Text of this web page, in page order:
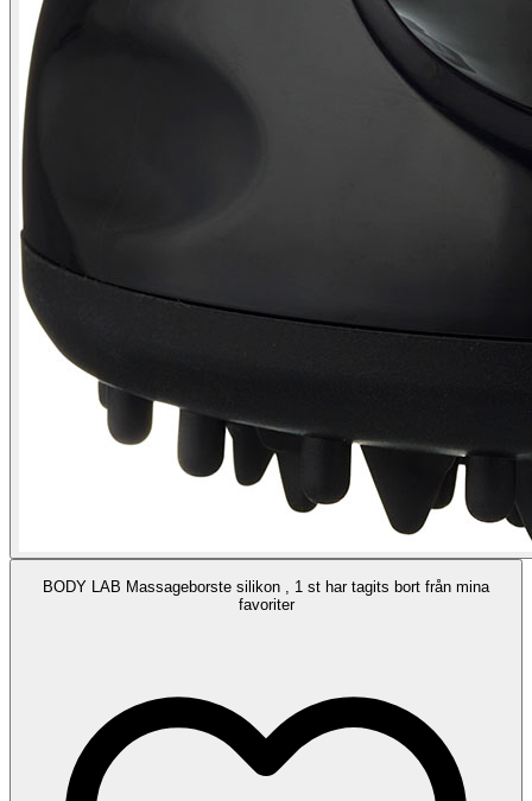
BODY LAB Massageborste silikon , 1 st har tagits bort från mina
favoriter